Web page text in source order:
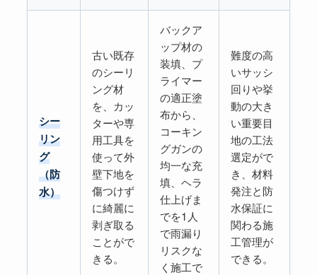
シー
リン
グ
（防
水）
古い既存
のシーリ
ング材
を、カッ
ターや専
用工具を
使って外
壁下地を
傷つけず
に綺麗に
剥ぎ取る
ことがで
きる。
バックア
ップ材の
装填、プ
ライマー
の適正塗
布から、
コーキン
グガンの
均一な充
填、ヘラ
仕上げま
でを1人
で雨漏り
リスクな
く施工で
難度の高
いサッシ
回りや挙
動の大き
い重要目
地の工法
選定がで
き、材料
発注と防
水保証に
関わる施
工管理が
できる。